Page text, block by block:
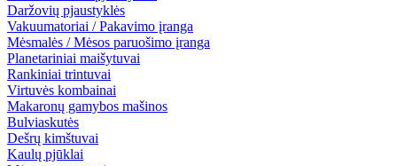
Daržovių pjaustyklės
Vakuumatoriai / Pakavimo įranga
Mėsmalės / Mėsos paruošimo įranga
Planetariniai maišytuvai
Rankiniai trintuvai
Virtuvės kombainai
Makaronų gamybos mašinos
Bulviaskutės
Dešrų kimštuvai
Kaulų pjūklai